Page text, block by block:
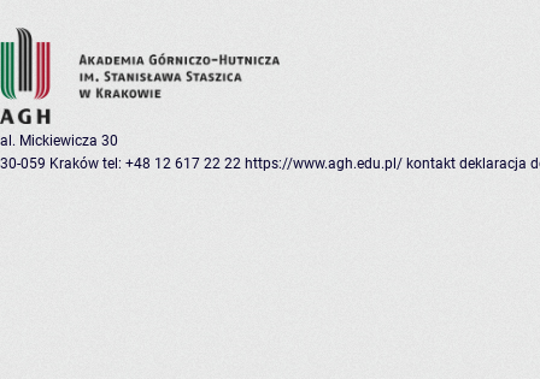
al. Mickiewicza 30
30-059 Kraków tel: +48 12 617 22 22 https://www.agh.edu.pl/ kontakt deklaracja